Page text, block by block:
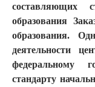
составляющих
образования
образования.
деятельности
федеральному
стандарту